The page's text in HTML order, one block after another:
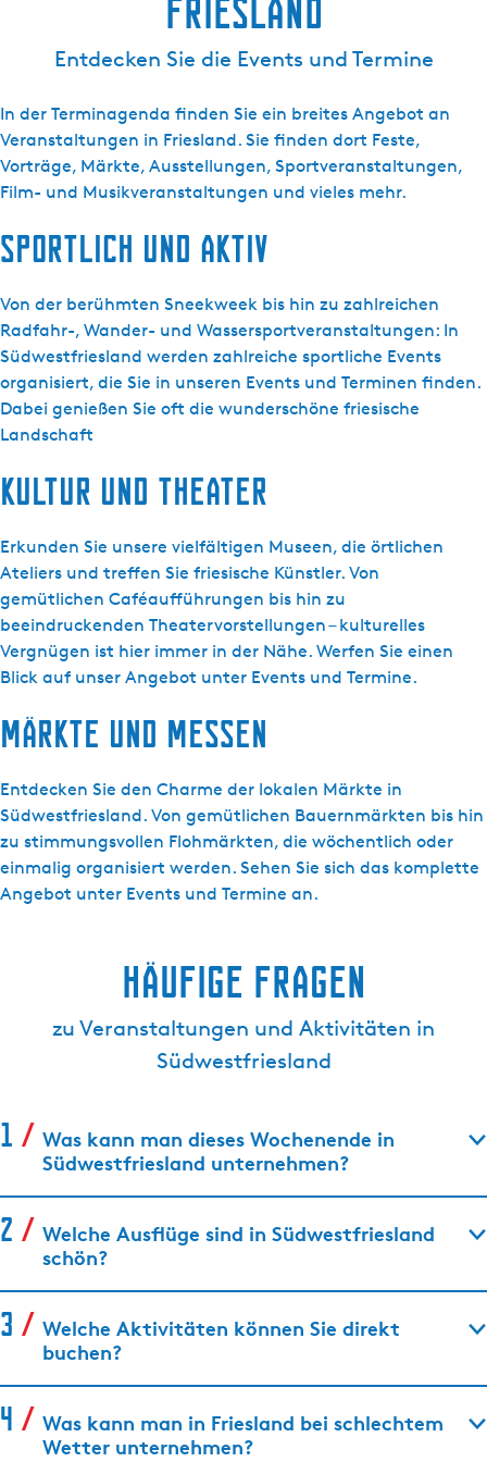
d
v
a
n
r
e
s
l
a
n
d
r
l
a
d
v
a
n
r
e
s
l
a
n
n
l
Friesland
Entdecken Sie die Events und Termine
In der Terminagenda finden Sie ein breites Angebot an
Veranstaltungen in Friesland. Sie finden dort Feste,
Vorträge, Märkte, Ausstellungen, Sportveranstaltungen,
Film- und Musikveranstaltungen und vieles mehr.
Sportlich und aktiv
Von der berühmten Sneekweek bis hin zu zahlreichen
Radfahr-, Wander- und Wassersportveranstaltungen: In
Südwestfriesland werden zahlreiche sportliche Events
organisiert, die Sie in unseren Events und Terminen finden.
Dabei genießen Sie oft die wunderschöne friesische
Landschaft
Kultur und Theater
Erkunden Sie unsere vielfältigen Museen, die örtlichen
Ateliers und treffen Sie friesische Künstler. Von
gemütlichen Caféaufführungen bis hin zu
beeindruckenden Theatervorstellungen – kulturelles
Vergnügen ist hier immer in der Nähe. Werfen Sie einen
Blick auf unser Angebot unter Events und Termine.
Märkte und Messen
Entdecken Sie den Charme der lokalen Märkte in
Südwestfriesland. Von gemütlichen Bauernmärkten bis hin
zu stimmungsvollen Flohmärkten, die wöchentlich oder
einmalig organisiert werden. Sehen Sie sich das komplette
Angebot unter Events und Termine an.
Häufige Fragen
zu Veranstaltungen und Aktivitäten in
Südwestfriesland
Was kann man dieses Wochenende in
Südwestfriesland unternehmen?
Welche Ausflüge sind in Südwestfriesland
schön?
Welche Aktivitäten können Sie direkt
buchen?
Was kann man in Friesland bei schlechtem
Wetter unternehmen?